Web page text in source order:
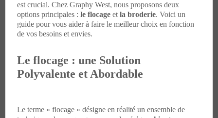
est crucial. Chez Graphy West, nous proposons deux
options principales : le flocageet la broderie. Voici un
guide pour vous aider à faire le meilleur choix en fonction
de vos besoins et envies.
Le flocage : une Solution
Polyvalente et Abordable
Le terme « flocage » désigne en réalité un ensemble de